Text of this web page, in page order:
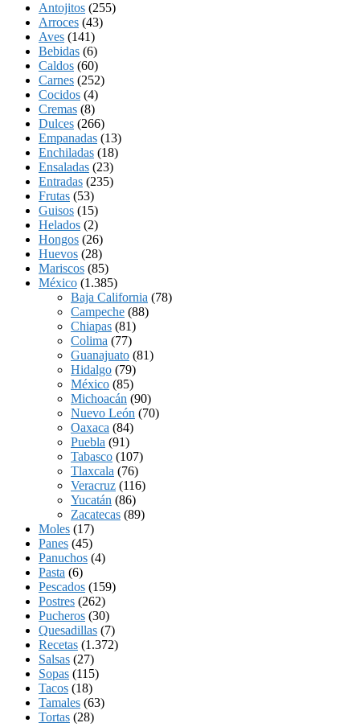
Antojitos (255)
Arroces (43)
Aves (141)
Bebidas (6)
Caldos (60)
Carnes (252)
Cocidos (4)
Cremas (8)
Dulces (266)
Empanadas (13)
Enchiladas (18)
Ensaladas (23)
Entradas (235)
Frutas (53)
Guisos (15)
Helados (2)
Hongos (26)
Huevos (28)
Mariscos (85)
México (1.385)
Baja California (78)
Campeche (88)
Chiapas (81)
Colima (77)
Guanajuato (81)
Hidalgo (79)
México (85)
Michoacán (90)
Nuevo León (70)
Oaxaca (84)
Puebla (91)
Tabasco (107)
Tlaxcala (76)
Veracruz (116)
Yucatán (86)
Zacatecas (89)
Moles (17)
Panes (45)
Panuchos (4)
Pasta (6)
Pescados (159)
Postres (262)
Pucheros (30)
Quesadillas (7)
Recetas (1.372)
Salsas (27)
Sopas (115)
Tacos (18)
Tamales (63)
Tortas (28)